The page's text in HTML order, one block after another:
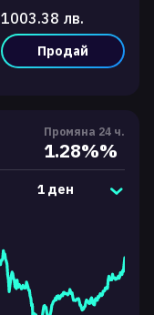
1003.38 лв.
Продай
Промяна 24 ч.
1.28%%
1 ден